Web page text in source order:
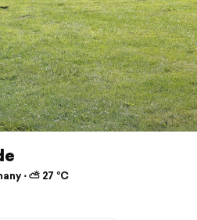
⋅ ⛅ 27 °C